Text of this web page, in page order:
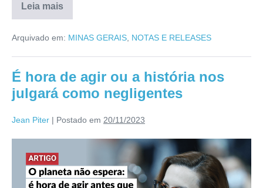
Leia mais
Arquivado em: MINAS GERAIS NOTAS E RELEASES
É hora de agir ou a história nos
julgará como negligentes
Jean Piter | Postado em 20/11/2023